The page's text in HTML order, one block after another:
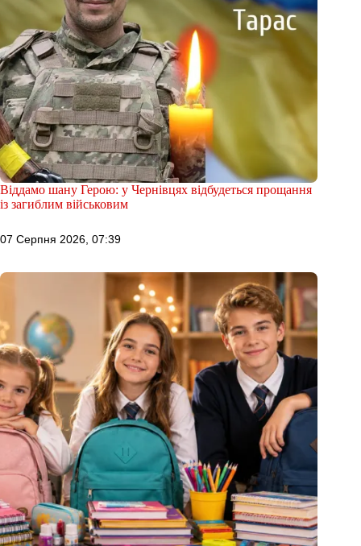
Віддамо шану Герою: у Чернівцях відбудеться прощання
із загиблим військовим
07 Серпня 2026, 07:39